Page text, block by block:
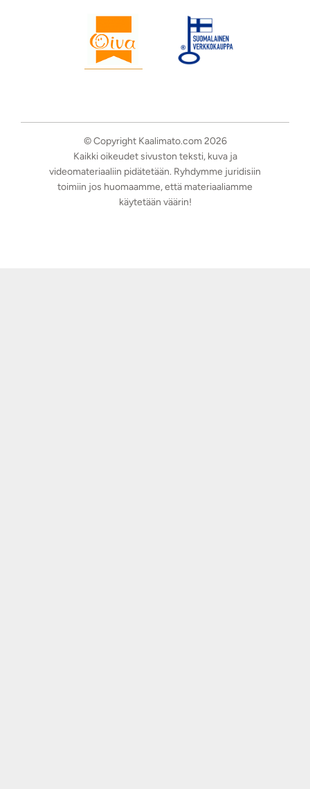
© Copyright Kaalimato.com 2026
Kaikki oikeudet sivuston teksti, kuva ja
videomateriaaliin pidätetään. Ryhdymme juridisiin
toimiin jos huomaamme, että materiaaliamme
käytetään väärin!